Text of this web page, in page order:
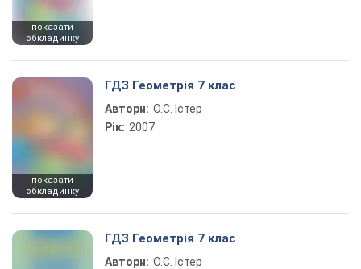
показати
обкладинку
показати
обкладинку
ГДЗ Геометрія 7 клас
Автори: О.С. Істер
Рік: 2007
ГДЗ Геометрія 7 клас
Автори: О.С. Істер